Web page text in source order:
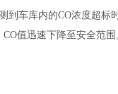
到车库内的CO浓度超
值迅速下降至安全范